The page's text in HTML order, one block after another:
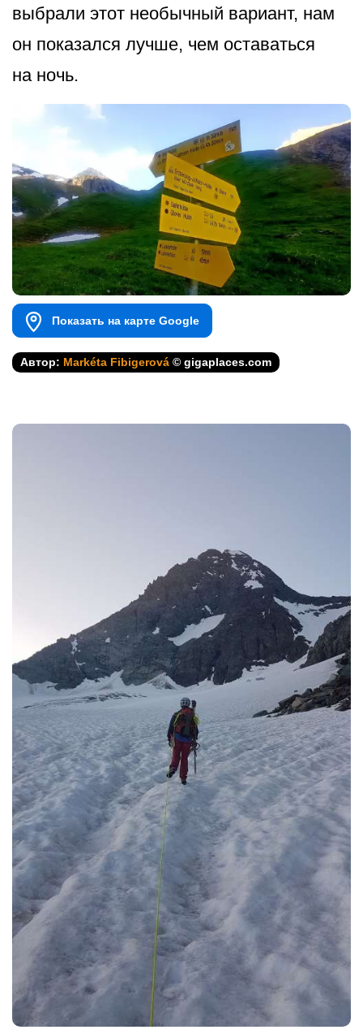
выбрали этот необычный вариант, нам
он показался лучше, чем оставаться
на ночь.
Показать на карте Google
Автор: Markéta Fibigerová © gigaplaces.com